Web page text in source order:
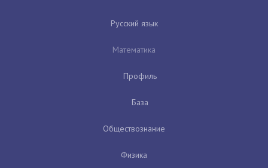
Русский язык
Математика
Профиль
База
Обществознание
Физика